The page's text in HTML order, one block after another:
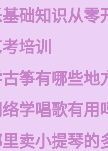
础知识从零
培训
筝有哪些地
学唱歌有用
卖小提琴的